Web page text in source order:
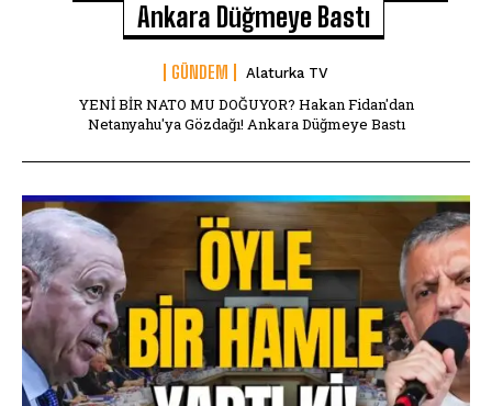
Ankara Düğmeye Bastı
GÜNDEM Alaturka TV
YENİ BİR NATO MU DOĞUYOR? Hakan Fidan'dan
Netanyahu'ya Gözdağı! Ankara Düğmeye Bastı